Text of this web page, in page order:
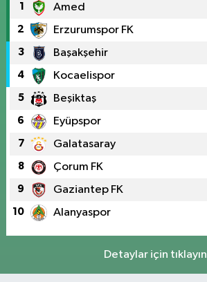
1 Amed
2 Erzurumspor FK
3 Başakşehir
4 Kocaelispor
5 Beşiktaş
6 Eyüpspor
7 Galatasaray
8 Çorum FK
9 Gaziantep FK
10 Alanyaspor
Detaylar için tıklayın